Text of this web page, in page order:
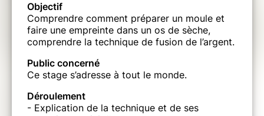
Objectif
Comprendre comment préparer un moule et
faire une empreinte dans un os de sèche,
comprendre la technique de fusion de l’argent.
Public concerné
Ce stage s’adresse à tout le monde.
Déroulement
- Explication de la technique et de ses